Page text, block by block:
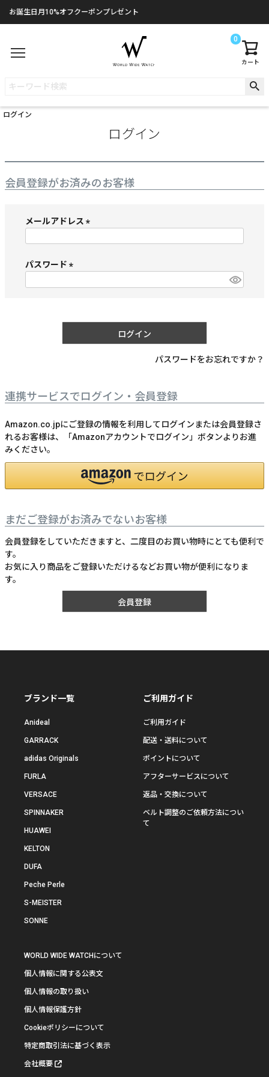
お誕生日月10%オフクーポンプレゼント
カート
0
ログイン
ログイン
会員登録がお済みのお客様
メールアドレス
)
パスワード
ログイン
パスワードをお忘れですか？
連携サービスでログイン・会員登録
Amazon.co.jpにご登録の情報を利用してログインまたは会員登録さ
れるお客様は、「Amazonアカウントでログイン」ボタンよりお進
みください。
まだご登録がお済みでないお客様
会員登録をしていただきますと、二度目のお買い物時にとても便利で
す。
お気に入り商品をご登録いただけるなどお買い物が便利になりま
す。
会員登録
ブランド一覧
Anideal
GARRACK
adidas Originals
FURLA
VERSACE
SPINNAKER
HUAWEI
KELTON
DUFA
Peche Perle
S-MEISTER
SONNE
ご利用ガイド
ご利用ガイド
配送・送料について
ポイントについて
アフターサービスについて
返品・交換について
ベルト調整のご依頼方法につい
て
WORLD WIDE WATCHについて
個人情報に関する公表文
個人情報の取り扱い
個人情報保護方針
Cookieポリシーについて
特定商取引法に基づく表示
会社概要